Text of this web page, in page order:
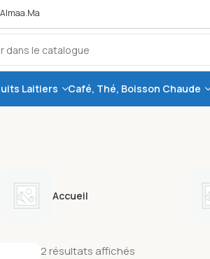
Laitiers Café, Thé, Boisson Chaude
Accueil
2 résultats affichés